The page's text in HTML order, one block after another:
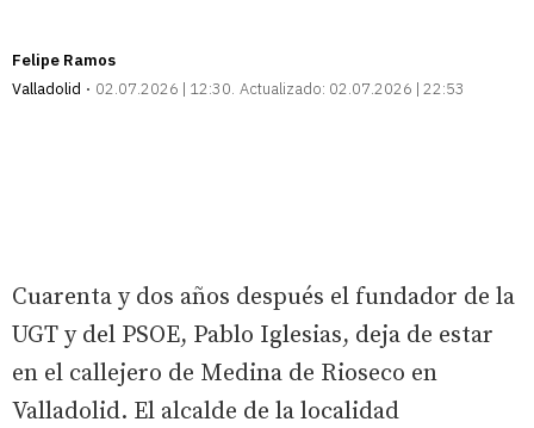
Felipe Ramos
Valladolid
02.07.2026 | 12:30 Actualizado: 02.07.2026 | 22:53
Cuarenta y dos años después el fundador de la
UGT y del PSOE, Pablo Iglesias, deja de estar
en el callejero de Medina de Rioseco en
Valladolid. El alcalde de la localidad